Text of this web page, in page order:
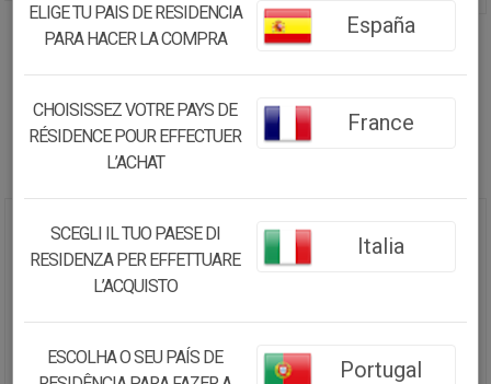
CUADRO MADERA Y TELA
33X43X1,8
16.82€
15.98€
ELIGE TU PAIS DE RESIDENCIA
PARA HACER LA COMPRA
España
CHOISISSEZ VOTRE PAYS DE
RÉSIDENCE POUR EFFECTUER
L’ACHAT
France
SCEGLI IL TUO PAESE DI
RESIDENZA PER EFFETTUARE
L’ACQUISTO
Italia
ESCOLHA O SEU PAÍS DE
Portugal